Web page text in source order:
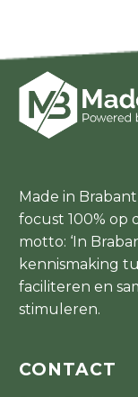
Made in
focust 100% op
motto: ‘In
kennismaking
faciliteren en
stimuleren.
CONTACT